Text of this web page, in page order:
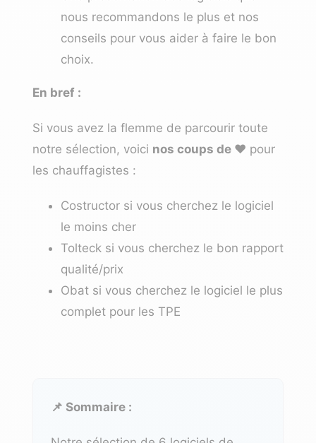
nous recommandons le plus et nos
conseils pour vous aider à faire le bon
choix.
En bref :
Si vous avez la flemme de parcourir toute
notre sélection, voici nos coups de ❤️ pour
les chauffagistes :
Costructor si vous cherchez le logiciel
le moins cher
Tolteck si vous cherchez le bon rapport
qualité/prix
Obat si vous cherchez le logiciel le plus
complet pour les TPE
📌 Sommaire :